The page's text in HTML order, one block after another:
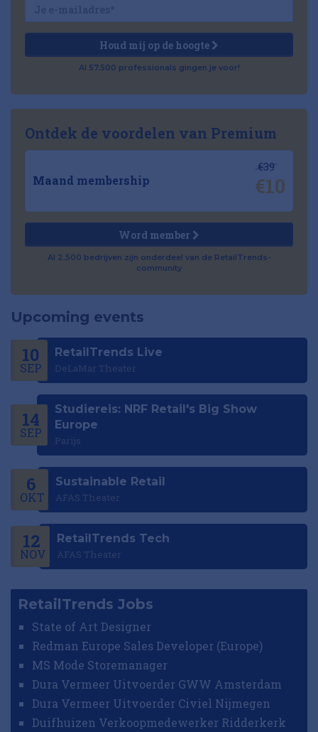
Houd mij op de hoogte
Al 57.500 professionals gingen je voor!
Ontdek de voordelen van Premium
Maand membership
€39
€10
Word member
Al 2.500 bedrijven zijn onderdeel van de RetailTrends-
community
Upcoming events
10
SEP
RetailTrends Live
DeLaMar Theater
14
SEP
Studiereis: NRF Retail's Big Show
Europe
Parijs
6
OKT
Sustainable Retail
AFAS Theater
12
NOV
RetailTrends Tech
AFAS Theater
RetailTrends Jobs
State of Art Designer
Redman Europe Sales Developer (Europe)
MS Mode Storemanager
Dura Vermeer Uitvoerder GWW Amsterdam
Dura Vermeer Uitvoerder Civiel Nijmegen
Duifhuizen Verkoopmedewerker Ridderkerk